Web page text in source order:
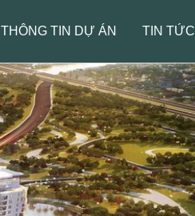
THÔNG TIN DỰ ÁN TIN TỨC